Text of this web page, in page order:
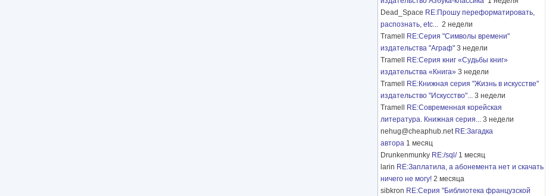
Dead_Space RE:Прошу переформатировать,
распознать, etc... 2 недели
Tramell
RE:Серия "Символы времени"
издательства "Аграф" 3 недели
Tramell
RE:Серия книг «Судьбы книг»
издательства «Книга» 3 недели
Tramell
RE:Книжная серия "Жизнь в искусстве"
издательство "Искусство"... 3 недели
Tramell
RE:Современная корейская
литература. Книжная серия... 3 недели
nehug@cheaphub.net RE:Загадка
автора 1 месяц
Drunkenmunky RE:/sql/ 1 месяц
larin RE:Заплатила, а абонемента нет и скачать
ничего не могу! 2 месяца
sibkron RE:Серия "Библиотека французской